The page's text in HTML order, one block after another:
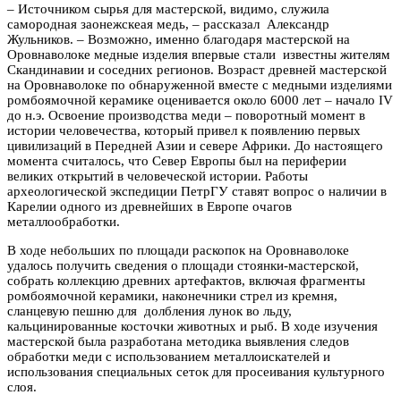
– Источником сырья для мастерской, видимо, служила
самородная заонежскеая медь, – рассказал Александр
Жульников. – Возможно, именно благодаря мастерской на
Оровнаволоке медные изделия впервые стали известны жителям
Скандинавии и соседних регионов. Возраст древней мастерской
на Оровнаволоке по обнаруженной вместе с медными изделиями
ромбоямочной керамике оценивается около 6000 лет – начало IV
до н.э. Освоение производства меди – поворотный момент в
истории человечества, который привел к появлению первых
цивилизаций в Передней Азии и севере Африки. До настоящего
момента считалось, что Север Европы был на периферии
великих открытий в человеческой истории. Работы
археологической экспедиции ПетрГУ ставят вопрос о наличии в
Карелии одного из древнейших в Европе очагов
металлообработки.
В ходе небольших по площади раскопок на Оровнаволоке
удалось получить сведения о площади стоянки-мастерской,
собрать коллекцию древних артефактов, включая фрагменты
ромбоямочной керамики, наконечники стрел из кремня,
сланцевую пешню для долбления лунок во льду,
кальцинированные косточки животных и рыб. В ходе изучения
мастерской была разработана методика выявления следов
обработки меди с использованием металлоискателей и
использования специальных сеток для просеивания культурного
слоя.